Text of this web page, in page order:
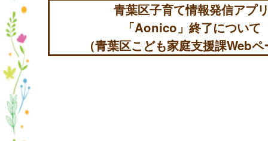
青葉区子育て情報発信アプ
「Aonico」終了について
（青葉区こども家庭支援課Web